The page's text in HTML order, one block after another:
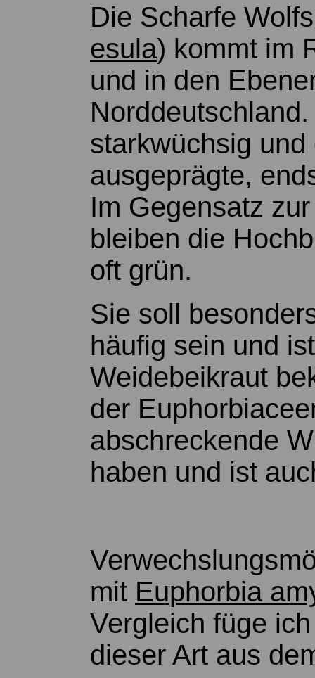
Die Scharfe
esula) kommt im
und in den
starkwüchsig
ausgeprägte,
Im Gegensatz
bleiben die
oft grün.
Sie soll
häufig sein und
Weidebeikraut
der
abschreckende
haben und ist
mit Euphorbia
Vergleich füge
dieser Art aus